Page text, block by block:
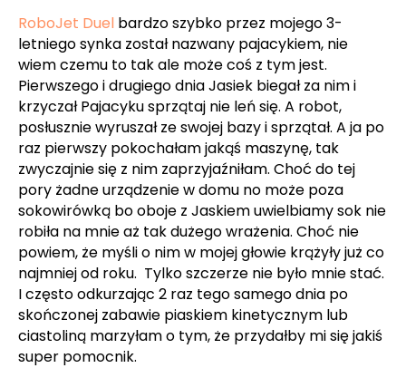
RoboJet Duel bardzo szybko przez mojego 3-
letniego synka został nazwany pajacykiem, nie
wiem czemu to tak ale może coś z tym jest.
Pierwszego i drugiego dnia Jasiek biegał za nim i
krzyczał Pajacyku sprzątaj nie leń się. A robot,
posłusznie wyruszał ze swojej bazy i sprzątał. A ja po
raz pierwszy pokochałam jakąś maszynę, tak
zwyczajnie się z nim zaprzyjaźniłam. Choć do tej
pory żadne urządzenie w domu no może poza
sokowirówką bo oboje z Jaskiem uwielbiamy sok nie
robiła na mnie aż tak dużego wrażenia. Choć nie
powiem, że myśli o nim w mojej głowie krążyły już co
najmniej od roku. Tylko szczerze nie było mnie stać.
I często odkurzając 2 raz tego samego dnia po
skończonej zabawie piaskiem kinetycznym lub
ciastoliną marzyłam o tym, że przydałby mi się jakiś
super pomocnik.